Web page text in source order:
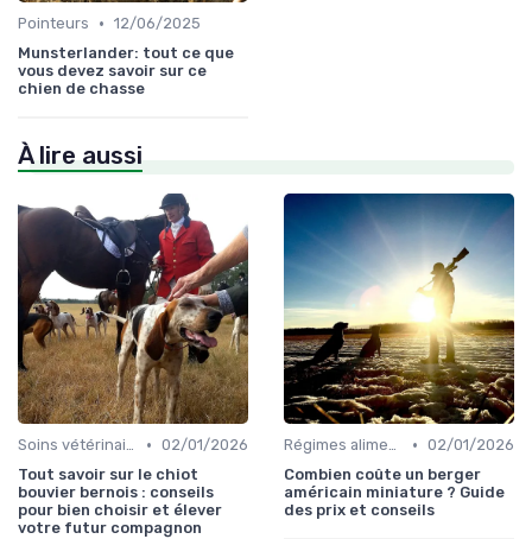
Pointeurs • 12/06/2025
Munsterlander: tout ce que
vous devez savoir sur ce
chien de chasse
À lire aussi
Soins vétérinaires pour chiens de chasse • 02/01/2026
Tout savoir sur le chiot
bouvier bernois : conseils
pour bien choisir et élever
votre futur compagnon
Régimes alimentaires spécifiques • 02/01/2026
Combien coûte un berger
américain miniature ? Guide
des prix et conseils